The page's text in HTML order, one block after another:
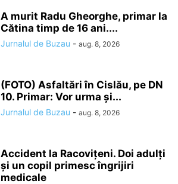
A murit Radu Gheorghe, primar la
Cătina timp de 16 ani....
Jurnalul de Buzau - aug. 8, 2026
(FOTO) Asfaltări în Cislău, pe DN
10. Primar: Vor urma și...
Jurnalul de Buzau - aug. 8, 2026
Accident la Racovițeni. Doi adulți
și un copil primesc îngrijiri
medicale